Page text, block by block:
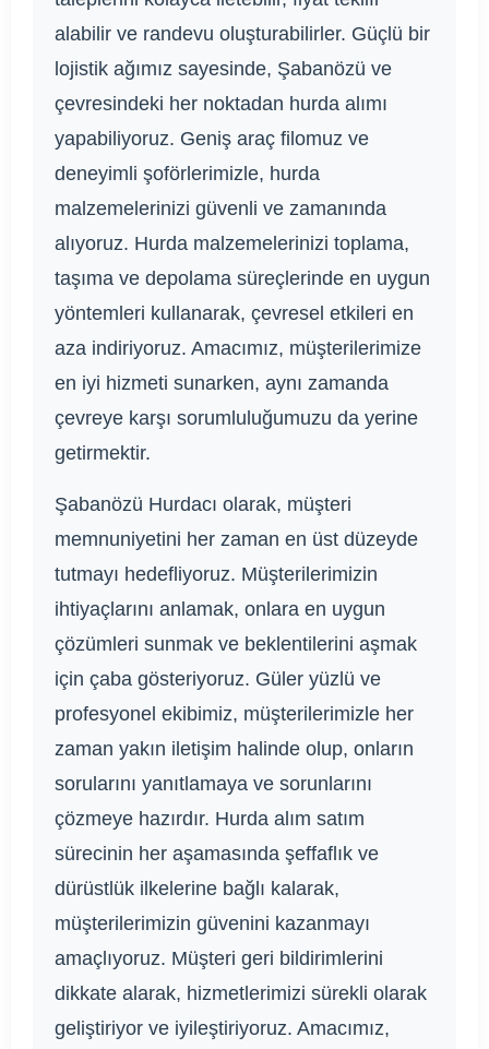
alabilir ve randevu oluşturabilirler. Güçlü bir
lojistik ağımız sayesinde, Şabanözü ve
çevresindeki her noktadan hurda alımı
yapabiliyoruz. Geniş araç filomuz ve
deneyimli şoförlerimizle, hurda
malzemelerinizi güvenli ve zamanında
alıyoruz. Hurda malzemelerinizi toplama,
taşıma ve depolama süreçlerinde en uygun
yöntemleri kullanarak, çevresel etkileri en
aza indiriyoruz. Amacımız, müşterilerimize
en iyi hizmeti sunarken, aynı zamanda
çevreye karşı sorumluluğumuzu da yerine
getirmektir.
Şabanözü Hurdacı olarak, müşteri
memnuniyetini her zaman en üst düzeyde
tutmayı hedefliyoruz. Müşterilerimizin
ihtiyaçlarını anlamak, onlara en uygun
çözümleri sunmak ve beklentilerini aşmak
için çaba gösteriyoruz. Güler yüzlü ve
profesyonel ekibimiz, müşterilerimizle her
zaman yakın iletişim halinde olup, onların
sorularını yanıtlamaya ve sorunlarını
çözmeye hazırdır. Hurda alım satım
sürecinin her aşamasında şeffaflık ve
dürüstlük ilkelerine bağlı kalarak,
müşterilerimizin güvenini kazanmayı
amaçlıyoruz. Müşteri geri bildirimlerini
dikkate alarak, hizmetlerimizi sürekli olarak
geliştiriyor ve iyileştiriyoruz. Amacımız,